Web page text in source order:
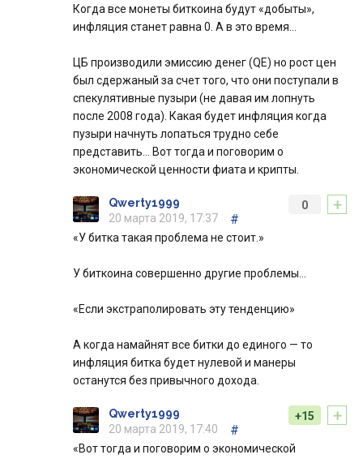
Когда все монеты биткоина будут «добыты»,
инфляция станет равна 0. А в это время…
ЦБ производили эмиссию денег (QE) но рост цен
был сдержаный за счет того, что они поступали в
спекулятивные пузыри (не давая им лопнуть
после 2008 года). Какая будет инфляция когда
пузыри начнуть лопаться трудно себе
представить… Вот тогда и поговорим о
экономической ценности фиата и крипты.
+
0
Qwerty1999
20 марта 2019, 17:37
#
«У битка такая проблема не стоит.»
У биткоина совершенно другие проблемы…
«Если экстраполировать эту тенденцию»
А когда намайнят все битки до единого — то
инфляция битка будет нулевой и манеры
останутся без привычного дохода.
+
+15
Qwerty1999
20 марта 2019, 17:40
#
«Вот тогда и поговорим о экономической